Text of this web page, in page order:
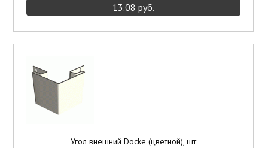
13.08 руб.
Угол внешний Docke (цветной), шт